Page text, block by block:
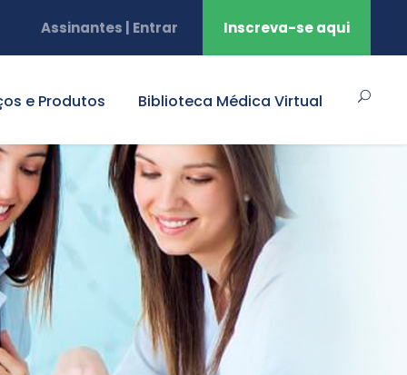
Assinantes | Entrar Inscreva-se aqui
e Produtos Biblioteca Médica Virtual